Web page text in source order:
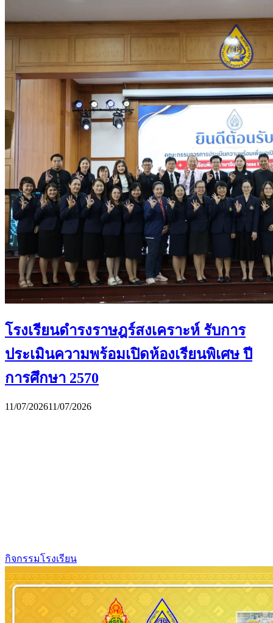
โรงเรียนดำรงราษฎร์สงเคราะห์ รับการ
ประเมินความพร้อมเปิดห้องเรียนพิเศษ ปี
การศึกษา 2570
11/07/202611/07/2026
กิจกรรมโรงเรียน